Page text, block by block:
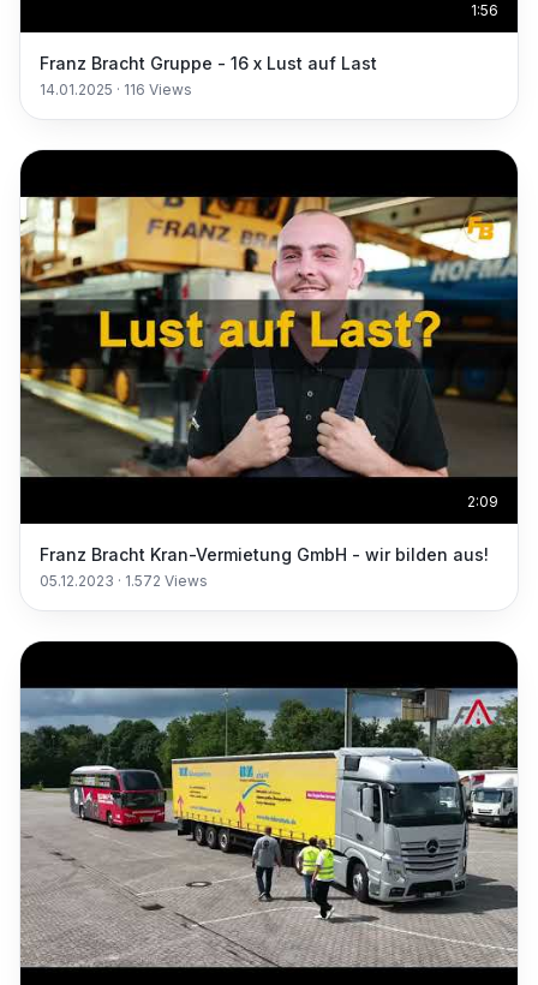
1:56
Franz Bracht Gruppe - 16 x Lust auf Last
14.01.2025 · 116 Views
2:09
Franz Bracht Kran-Vermietung GmbH - wir bilden aus!
05.12.2023 · 1.572 Views